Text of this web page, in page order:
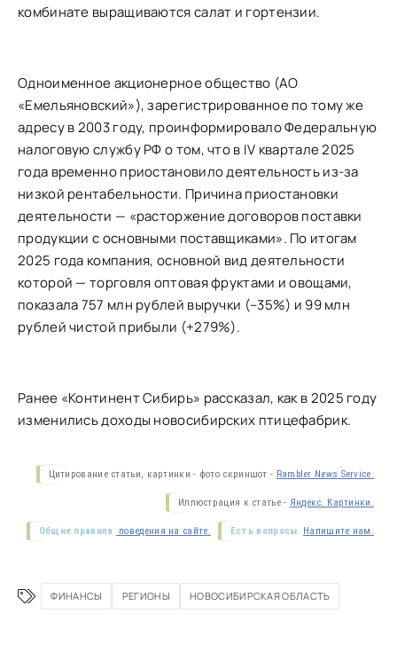
комбинате выращиваются салат и гортензии.
Одноименное акционерное общество (АО
«Емельяновский»), зарегистрированное по тому же
адресу в 2003 году, проинформировало Федеральную
налоговую службу РФ о том, что в IV квартале 2025
года временно приостановило деятельность из-за
низкой рентабельности. Причина приостановки
деятельности — «расторжение договоров поставки
продукции с основными поставщиками». По итогам
2025 года компания, основной вид деятельности
которой — торговля оптовая фруктами и овощами,
показала 757 млн рублей выручки (–35%) и 99 млн
рублей чистой прибыли (+279%).
Ранее «Континент Сибирь» рассказал, как в 2025 году
изменились доходы новосибирских птицефабрик.
Цитирование статьи, картинки - фото скриншот - Rambler News Service.
Иллюстрация к статье - Яндекс. Картинки.
Есть вопросы. Напишите нам.
Общие правила поведения на сайте.
ФИНАНСЫ РЕГИОНЫ НОВОСИБИРСКАЯ ОБЛАСТЬ